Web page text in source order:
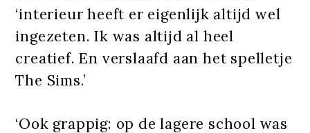
‘interieur heeft er eigenlijk altijd wel
ingezeten. Ik was altijd al heel
creatief. En verslaafd aan het spelletje
The Sims.’
‘Ook grappig: op de lagere school was